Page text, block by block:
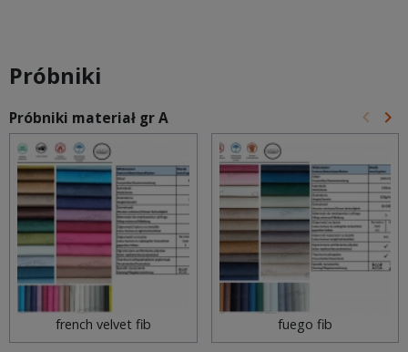
Próbniki
Próbniki materiał gr A keyboard_arrow_left keyboard_arrow_right
french velvet fib fuego fib